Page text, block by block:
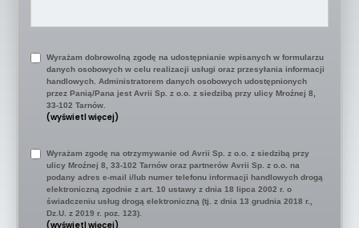
Wyrażam dobrowolną zgodę na udostępnianie wpisanych w formularzu
danych osobowych w celu realizacji usługi oraz przesyłania informacji
handlowych. Administratorem danych osobowych udostępnionych
przez Panią/Pana jest Avrii Sp. z o.o. z siedzibą przy ulicy Mroźnej 8,
33-102 Tarnów.
(wyświetl więcej)
Wyrażam zgodę na otrzymywanie od Avrii Sp. z o.o. z siedzibą przy
ulicy Mroźnej 8, 33-102 Tarnów oraz partnerów Avrii Sp. z o.o. na
podany adres e-mail i/lub numer telefonu informacji handlowych drogą
elektroniczną zgodnie z art. 10 ustawy z dnia 18 lipca 2002 r. o
świadczeniu usług drogą elektroniczną (tj. z dnia 13 grudnia 2018 r.,
Dz.U. z 2019 r. poz. 123).
(wyświetl więcej)